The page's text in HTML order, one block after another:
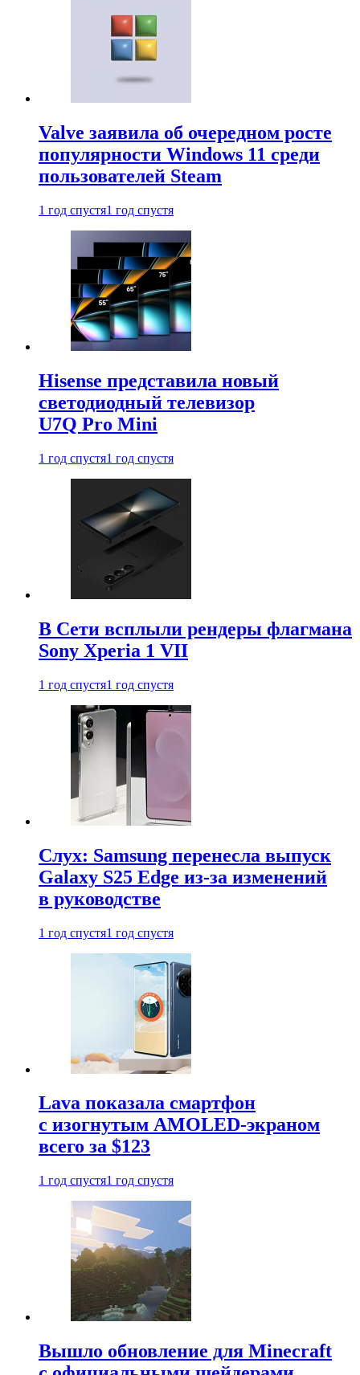
Valve заявила об очередном росте
популярности Windows 11 среди
пользователей Steam
1 год спустя1 год спустя
Hisense представила новый
светодиодный телевизор
U7Q Pro Mini
1 год спустя1 год спустя
В Сети всплыли рендеры флагмана
Sony Xperia 1 VII
1 год спустя1 год спустя
Слух: Samsung перенесла выпуск
Galaxy S25 Edge из-за изменений
в руководстве
1 год спустя1 год спустя
Lava показала смартфон
с изогнутым AMOLED-экраном
всего за $123
1 год спустя1 год спустя
Вышло обновление для Minecraft